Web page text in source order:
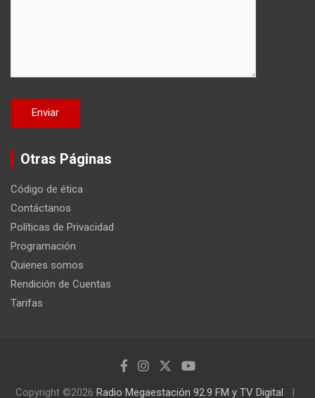
Otras Páginas
Código de ética
Contáctanos
Políticas de Privacidad
Programación
Quienes somos
Rendición de Cuentas
Tarifas
Copyright ©2026 Radio Megaestación 92.9 FM y TV Digital